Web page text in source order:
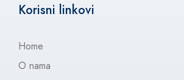
Korisni linkovi
Home
O nama